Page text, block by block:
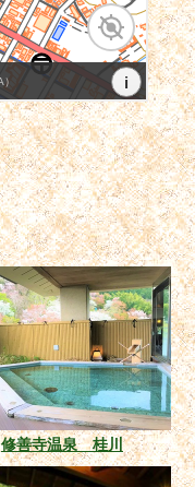
修善寺温泉 桂川